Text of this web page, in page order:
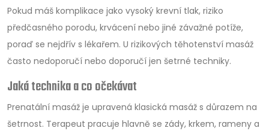
Pokud máš komplikace jako vysoký krevní tlak, riziko
předčasného porodu, krvácení nebo jiné závažné potíže,
poraď se nejdřív s lékařem. U rizikových těhotenství masáž
často nedoporučí nebo doporučí jen šetrné techniky.
Jaká technika a co očekávat
Prenatální masáž je upravená klasická masáž s důrazem na
šetrnost. Terapeut pracuje hlavně se zády, krkem, rameny a